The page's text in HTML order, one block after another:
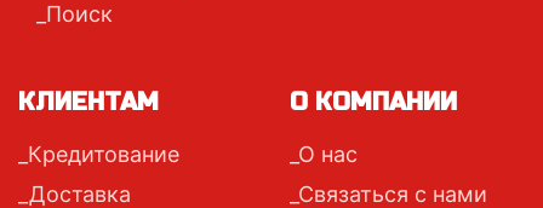
Поиск
КЛИЕНТАМ
Кредитование
Доставка
О КОМПАНИИ
О нас
Связаться с нами